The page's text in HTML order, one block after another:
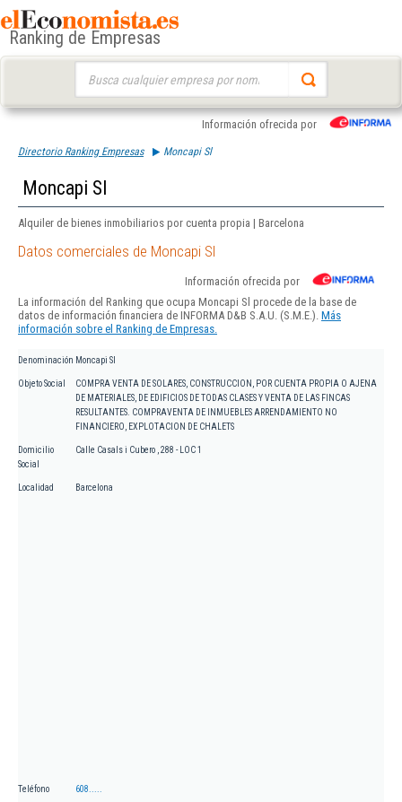
Ranking de Empresas
Información ofrecida por
Directorio Ranking Empresas Moncapi Sl
Moncapi Sl
Alquiler de bienes inmobiliarios por cuenta propia | Barcelona
Datos comerciales de Moncapi Sl
Información ofrecida por
La información del Ranking que ocupa Moncapi Sl procede de la base de
datos de información financiera de INFORMA D&B S.A.U. (S.M.E.). Más
información sobre el Ranking de Empresas.
Denominación Moncapi Sl
Objeto Social
COMPRA VENTA DE SOLARES, CONSTRUCCION, POR CUENTA PROPIA O AJENA
DE MATERIALES, DE EDIFICIOS DE TODAS CLASES Y VENTA DE LAS FINCAS
RESULTANTES. COMPRAVENTA DE INMUEBLES ARRENDAMIENTO NO
FINANCIERO, EXPLOTACION DE CHALETS
Domicilio
Social
Calle Casals i Cubero , 288 - LOC 1
Localidad Barcelona
Teléfono 608.....